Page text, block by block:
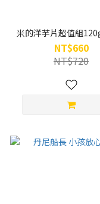
米的洋芋片超值組
NT$660
NT$720